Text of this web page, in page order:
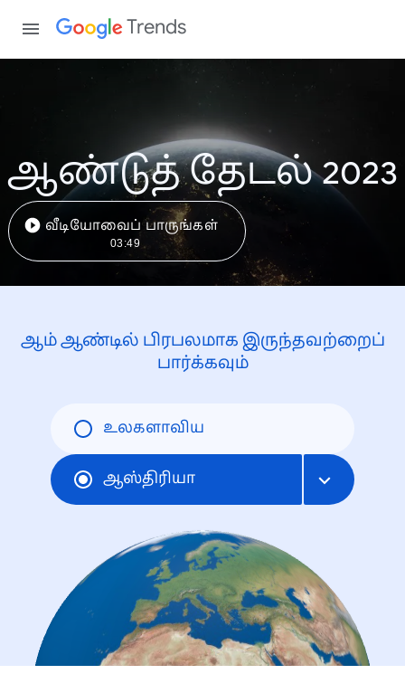
Trends
ஆண்டுத் தேடல் 2023
வீடியோவைப் பாருங்கள்
03:49
ஆம் ஆண்டில் பிரபலமாக இருந்தவற்றைப்
பார்க்கவும்
உலகளாவிய
ஆஸ்திரியா